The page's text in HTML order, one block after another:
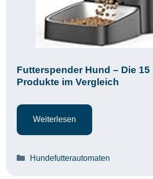
Futterspender Hund – Die 15
Produkte im Vergleich
Weiterlesen
Kategorien
Hundefutterautomaten